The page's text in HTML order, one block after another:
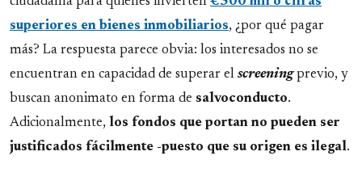
superiores en bienes inmobiliarios, ¿por qué pagar
más? La respuesta parece obvia: los interesados no se
encuentran en capacidad de superar el screeningprevio, y
buscan anonimato en forma de salvoconducto.
Adicionalmente, los fondos que portan no pueden ser
justificados fácilmente -puesto que su origen es ilegal.